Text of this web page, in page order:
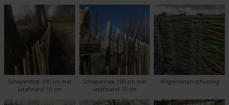
Schapenhek 100 cm met
latafstand 10 cm
Schapenhek 100 cm met
latafstand 10 cm
Wilgentenen schutting